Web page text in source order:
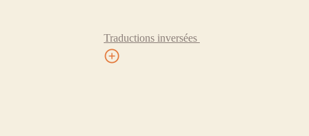
Traductions inversées